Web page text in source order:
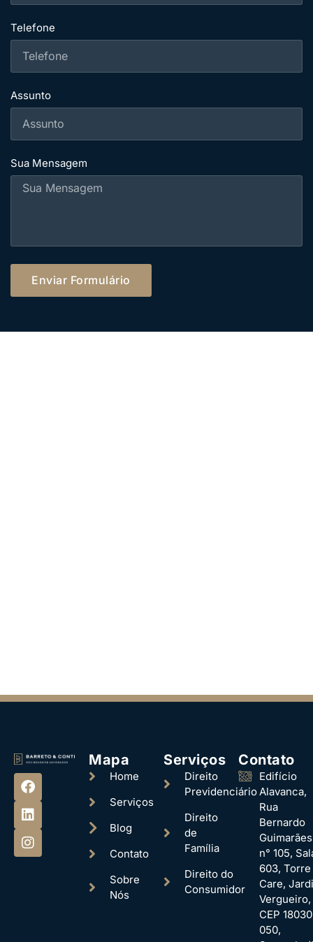
Telefone
Assunto
Sua Mensagem
Enviar Formulário
Mapa
Home
Serviços
Blog
Contato
Sobre
Nós
Serviços
Direito
Previdenciário
Direito
de
Família
Direito do
Consumidor
Contato
Edifício
Alavanca,
Rua
Bernardo
n° 105,
603, Torre
Care,
Vergueiro,
CEP
050,